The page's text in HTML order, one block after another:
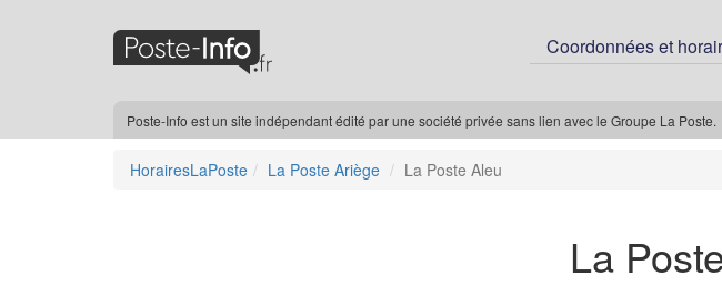
Coordonnées et
Poste-Info est un site indépendant édité par une société privée sans lien avec le Groupe La Poste.
HorairesLaPoste La Poste Ariège La Poste Aleu
La